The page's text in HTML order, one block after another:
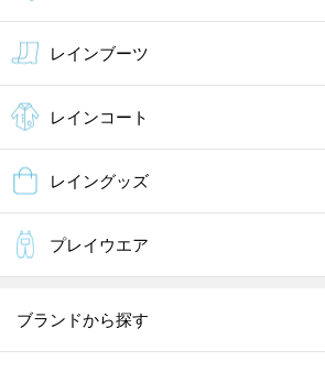
レインブーツ
レインコート
レイングッズ
プレイウエア
ブランドから探す